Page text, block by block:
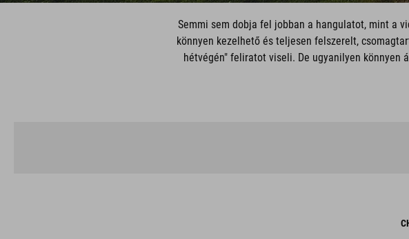
Semmi sem dobja fel jobban a hangulatot, mint a
könnyen kezelhető és teljesen felszerelt,
hétvégén" feliratot viseli. De ugyanilyen könnyen